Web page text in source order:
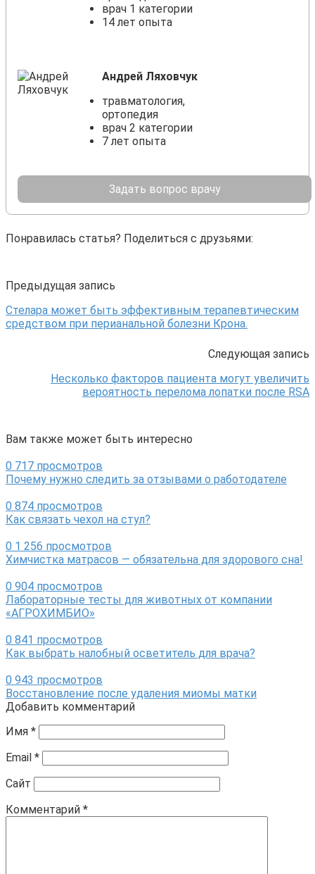
врач 1 категории
14 лет опыта
Андрей Ляховчук
травматология,
ортопедия
врач 2 категории
7 лет опыта
Задать вопрос врачу
Понравилась статья? Поделиться с друзьями:
Предыдущая запись
Стелара может быть эффективным терапевтическим
средством при перианальной болезни Крона.
Следующая запись
Несколько факторов пациента могут увеличить
вероятность перелома лопатки после RSA
Вам также может быть интересно
0 717 просмотров
Почему нужно следить за отзывами о работодателе
0 874 просмотров
Как связать чехол на стул?
0 1 256 просмотров
Химчистка матрасов — обязательна для здорового сна!
0 904 просмотров
Лабораторные тесты для животных от компании
«АГРОХИМБИО»
0 841 просмотров
Как выбрать налобный осветитель для врача?
0 943 просмотров
Восстановление после удаления миомы матки
Добавить комментарий
Имя *
Email *
Сайт
Комментарий *